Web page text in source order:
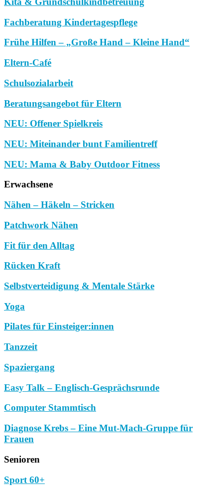
Fachberatung Kindertagespflege
Frühe Hilfen – „Große Hand – Kleine Hand“
Eltern-Café
Schulsozialarbeit
Beratungsangebot für Eltern
NEU: Offener Spielkreis
NEU: Miteinander bunt Familientreff
NEU: Mama & Baby Outdoor Fitness
Erwachsene
Nähen – Häkeln – Stricken
Patchwork Nähen
Fit für den Alltag
Rücken Kraft
Selbstverteidigung & Mentale Stärke
Yoga
Pilates für Einsteiger:innen
Tanzzeit
Spaziergang
Easy Talk – Englisch-Gesprächsrunde
Computer Stammtisch
Diagnose Krebs – Eine Mut-Mach-Gruppe für
Frauen
Senioren
Sport 60+